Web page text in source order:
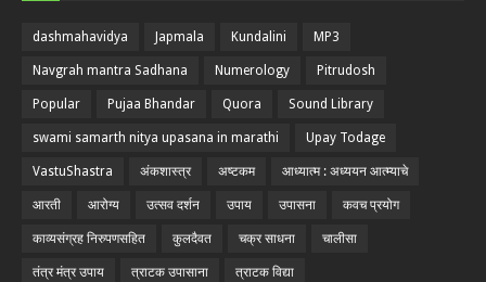
dashmahavidya Japmala Kundalini MP3
Navgrah mantra Sadhana Numerology Pitrudosh
Popular Pujaa Bhandar Quora Sound Library
swami samarth nitya upasana in marathi Upay Todage
VastuShastra अंकशास्त्र अष्टकम आध्यात्म : अध्ययन आत्म्याचे
आरती आरोग्य उत्सव दर्शन उपाय उपासना कवच प्रयोग
काव्यसंग्रह निरुपणसहित कुलदैवत चक्र साधना चालीसा
तंत्र मंत्र उपाय त्राटक उपासाना त्राटक विद्या